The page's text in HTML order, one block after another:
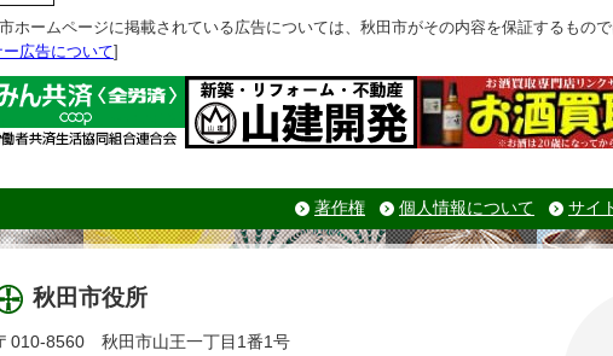
ホームページに掲載されている広告については、秋田市がその内容を保証するもので
ー広告について]
著作権 個人情報について サイ
秋田市役所
010-8560 秋田市山王一丁目1番1号